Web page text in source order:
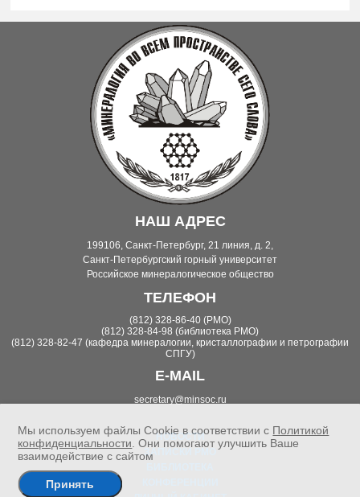
НАШ АДРЕС
199106, Санкт-Петербург, 21 линия, д. 2,
Санкт-Петербургский горный университет
Российское минералогическое общество
ТЕЛЕФОН
(812) 328-86-40 (РМО)
(812) 328-84-98 (библиотека РМО)
(812) 328-82-47 (кафедра минералогии, кристаллографии и петрографии
СПГУ)
E-MAIL
secretary@minsoc.ru
НОВОСТИ
ЗАПИСКИ РМО
Мы используем файлы Cookie в соответствии с Политикой
конфиденциальности . Они помогают улучшить Ваше
взаимодействие с сайтом
Принять